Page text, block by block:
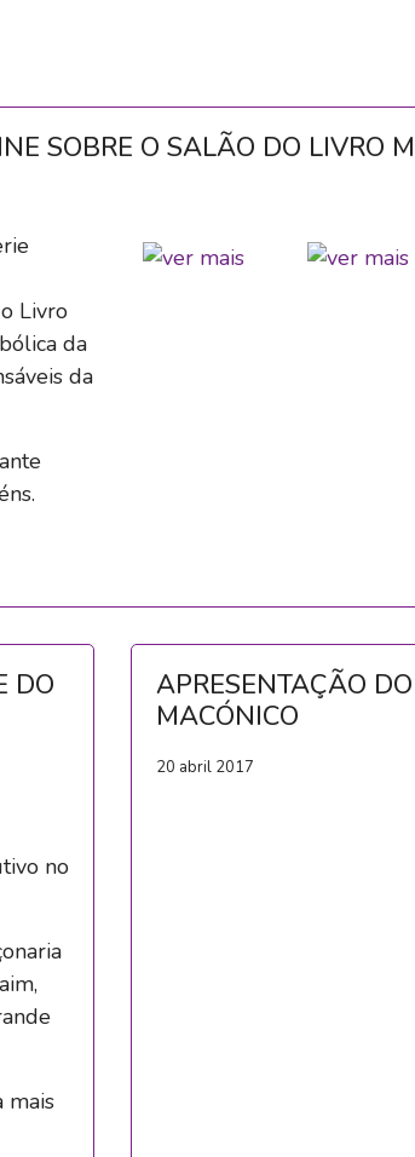
SOBRE O SALÃO DO LIVRO
Livro
da
da
DO
no
mais
APRESENTAÇÃO
MACÓNICO
20 abril 2017